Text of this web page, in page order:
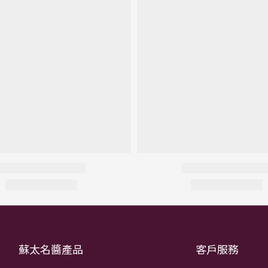
蘇太名醬產品 客戶服務